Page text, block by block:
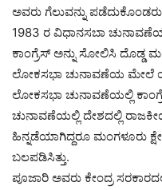
ಅವರು ಗೆಲುವನ್ನು
1983 ರ ವಿಧಾನಸಬಾ
ಕಾಂಗ್ರೆಸ್ ಅನ್ನು ಸೋಲಿಸಿ ದೊಡ್ಡ
ಲೋಕಸಭಾ ಚುನಾವಣೆಯ ಮೇಲೆ
ಲೋಕಸಭಾ ಚುನಾವಣೆಯಲ್ಲಿ
ಚುನಾವಣೆಯಲ್ಲಿ ದೇಶದಲ್ಲಿ
ಹಿನ್ನಡೆಯಾಗಿದ್ದರೂ ಮಂಗಳೂರು
ಬಲಪಡಿಸಿತ್ತು.
ಪೂಜಾರಿ ಅವರು ಕೇಂದ್ರ